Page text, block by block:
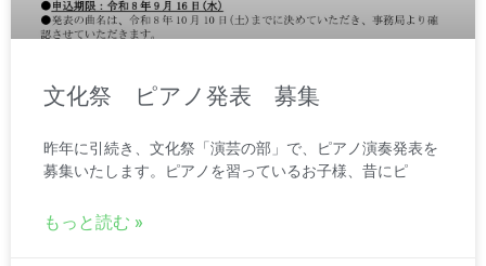
文化祭 ピアノ発表 募集
昨年に引続き、文化祭「演芸の部」で、ピアノ演奏発表を
募集いたします。ピアノを習っているお子様、昔にピ
もっと読む »